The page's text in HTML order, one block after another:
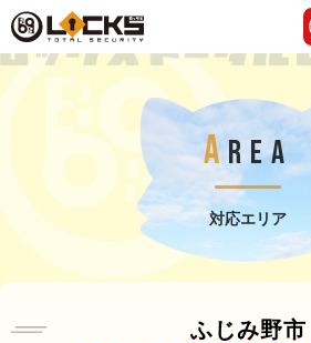
AREA
対応エリア
ふじみ野市